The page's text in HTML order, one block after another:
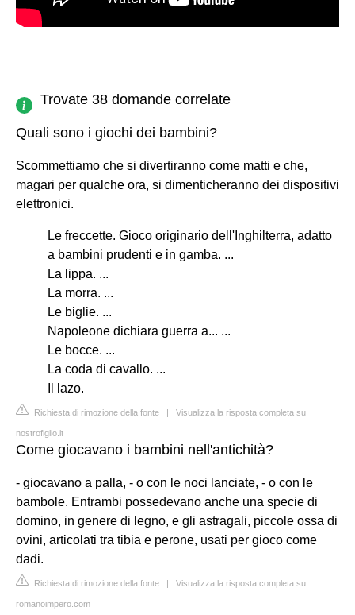
Trovate 38 domande correlate
Quali sono i giochi dei bambini?
Scommettiamo che si divertiranno come matti e che,
magari per qualche ora, si dimenticheranno dei dispositivi
elettronici.
Le freccette. Gioco originario dell'Inghilterra, adatto
a bambini prudenti e in gamba. ...
La lippa. ...
La morra. ...
Le biglie. ...
Napoleone dichiara guerra a... ...
Le bocce. ...
La coda di cavallo. ...
Il lazo.
Richiesta di rimozione della fonte | Visualizza la risposta completa su
nostrofiglio.it
Come giocavano i bambini nell'antichità?
- giocavano a palla, - o con le noci lanciate, - o con le
bambole. Entrambi possedevano anche una specie di
domino, in genere di legno, e gli astragali, piccole ossa di
ovini, articolati tra tibia e perone, usati per gioco come
dadi.
Richiesta di rimozione della fonte | Visualizza la risposta completa su
romanoimpero.com